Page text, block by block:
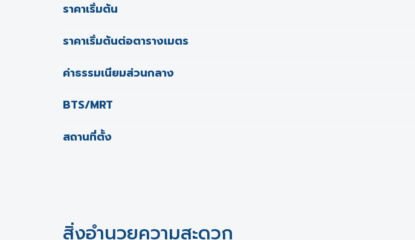
ราคาเริ่มต้น
ราคาเริ่มต้นต่อตารางเมตร
ค่าธรรมเนียมส่วนกลาง
BTS/MRT
สถานที่ตั้ง
สิ่งอำนวยความสะดวก